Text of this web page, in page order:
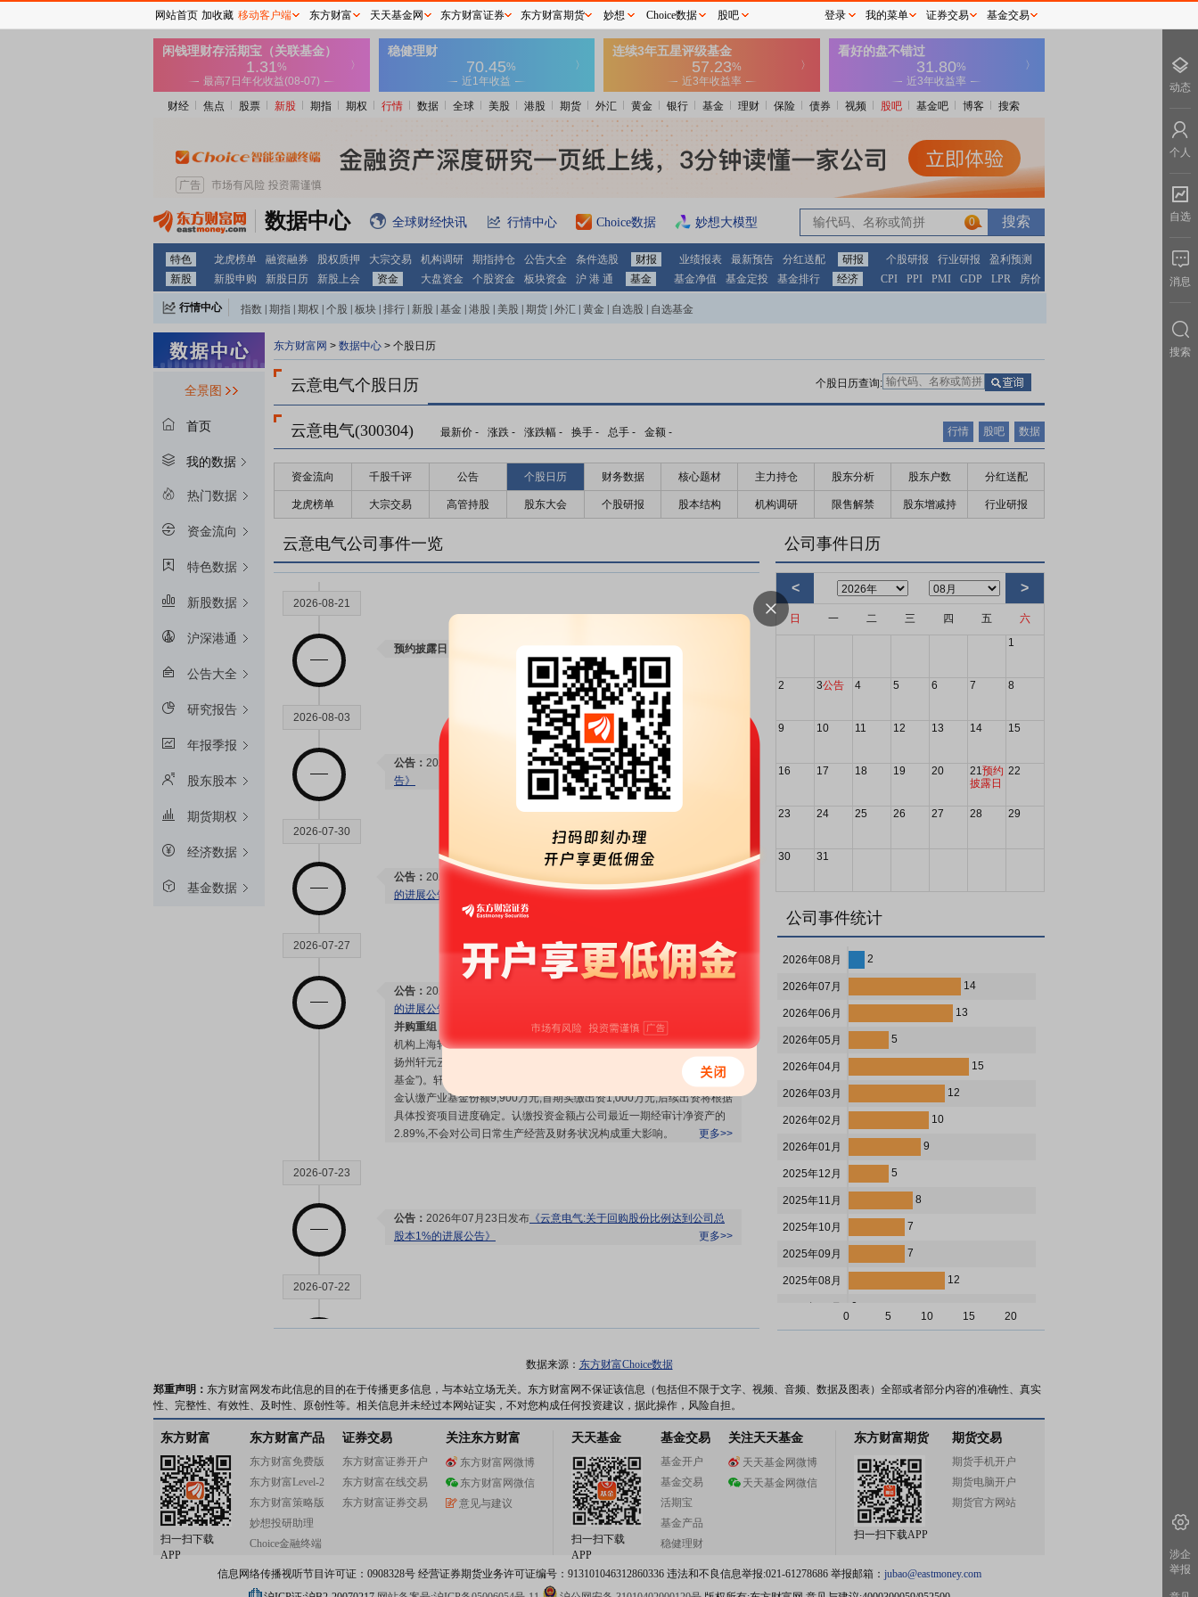
财经 焦点 股票 新股 期指 期权 行情 数据 全球 美股 港股 期货 外汇 黄金 银行 基金 理财 保险 债券 视频 股吧 基金吧 博客 搜索
数据中心 全球财经快讯 行情中心 Choice数据 妙想大模型 0
特色 龙虎榜单 融资融券 股权质押 大宗交易 机构调研 期指持仓 公告大全 条件选股 财报 业绩报表 最新预告 分红送配 研报 个股研报 行业研报
盈利预测
新股
新股申购 新股日历 新股上会 资金 大盘资金 个股资金 板块资金 沪 港 通 基金 基金净值 基金定投 基金排行 经济 CPI PPI PMI GDP LPR 房价
行情中心 指数 期指 期权 个股 板块 排行 新股 基金 港股 美股 期货 外汇 黄金 自选股 自选基金
全景图
首页
我的数据
热门数据
资金流向
特色数据
新股数据
沪深港通
公告大全
研究报告
年报季报
股东股本
期货期权
经济数据
基金数据
东方财富网 > 数据中心 > 个股日历
云意电气个股日历 个股日历查询:
云意电气(300304) 最新价 - 涨跌 - 涨跌幅 - 换手 - 总手 - 金额 - 行情 股吧 数据
资金流向 千股千评 公告 个股日历 财务数据 核心题材 主力持仓 股东分析 股东户数 分红送配
龙虎榜单 大宗交易 高管持股 股东大会 个股研报 股本结构 机构调研 限售解禁 股东增减持 行业研报
云意电气公司事件一览
2026-08-21
预约披露日： 2026年半年报预约2026年08月21日披露
2026-08-03
公告： 2026年08月03日发布《云意电气:关于回购公司股份的进展公
告》
2026-07-30
公告： 2026年07月30日发布《云意电气:关于与专业投资机构共同投资
的进展公告》
2026-07-27
公告： 2026年07月27日发布
的进展公告》
并购重组：
江苏云意电气股份有限公司(以下简称“公司”)拟联合专业投资
机构上海轩元私募基金管理有限公司(以下简称“轩元资本”),共同投资设立
扬州轩元云意股权投资合伙企业(有限合伙)(以下简称“合伙企业”或“产业
基金”)。轩元资本担任产业基金普通合伙人及基金管理人。公司以自有资
金认缴产业基金份额9,900万元,首期实缴出资1,000万元,后续出资将根据
具体投资项目进度确定。认缴投资金额占公司最近一期经审计净资产的
2.89%,不会对公司日常生产经营及财务状况构成重大影响。
更多>>
2026-07-23
公告： 2026年07月23日发布 《云意电气:关于回购股份比例达到公司总
股本1%的进展公告》
更多>>
2026-07-22
公告：2026年07月22日发布《云意电气:关于在比利时投资设立全资子
为进一步落实公司全球化发展战略,完善公司海外市场布局,江
苏云意电气股份有限公司(以下简称“公司”)拟使用自有或自筹资金3,000
万欧元,在比利时投资设立全资子公司(以下简称“全资子公司”),公司将依
托该海外平台搭建欧洲本地化配套服务体系,为公司深耕欧洲市场、保障
海外终端客户交付与配套服务提供坚实落地支撑。
更多>>
2026-07-17
《云意电气:关于全资子公司与专业投资机
更多>>
江苏云意电气股份有限公司(以下简称“公司”)全资子公司南京
云意机器人有限公司(以下简称“南京云意”),拟联合专业投资机构上海轩元
公司事件日历
< >
日 一 二 三 四 五
六
1
2 3公告 4 5 6 7 8
9 10 11 12 13 14 15
16 17 18 19 20 21预约
披露日
22
23 24 25 26 27 28 29
30 31
公司事件统计
2026年08月 2
2026年07月 14
2026年06月 13
2026年05月 5
2026年04月 15
2026年03月 12
2026年02月 10
2026年01月 9
2025年12月 5
2025年11月 8
2025年10月 7
2025年09月 7
2025年08月 12
0
2025年06月 1
2025年04月 5
2025年02月 0
2025年01月 7
1
1
2024年09月 3
0 5 10 15 20
数据来源： 东方财富Choice数据
郑重声明： 东方财富网发布此信息的目的在于传播更多信息，与本站立场无关。东方财富网不保证该信息（包括但不限于文字、视频、音频、数据及图表）全部或者部分内容的准确性、真实
性、完整性、有效性、及时性、原创性等。相关信息并未经过本网站证实，不对您构成任何投资建议，据此操作，风险自担。
东方财富
扫一扫下载
APP
东方财富产品
东方财富免费版
东方财富Level-2
东方财富策略版
妙想投研助理
Choice金融终端
证券交易
东方财富证券开户
东方财富在线交易
东方财富证券交易
关注东方财富
东方财富网微博
东方财富网微信
意见与建议
天天基金
扫一扫下载
APP
基金交易
基金开户
基金交易
活期宝
基金产品
稳健理财
关注天天基金
天天基金网微博
天天基金网微信
东方财富期货
扫一扫下载APP
期货交易
期货手机开户
期货电脑开户
期货官方网站
信息网络传播视听节目许可证：0908328号 经营证券期货业务许可证编号：913101046312860336 违法和不良信息举报:021-61278686 举报邮箱： jubao@eastmoney.com
网站首页 加收藏 移动客户端 东方财富 天天基金网 东方财富证券 东方财富期货 妙想 Choice数据 股吧 登录 我的菜单 证券交易 基金交易
动态
个人
自选
消息
搜索
涉企
举报